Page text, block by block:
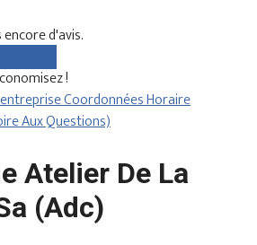
d'avis.
!
CoordonnéesHoraire
Aux Questions)
Atelier De La
(Adc)